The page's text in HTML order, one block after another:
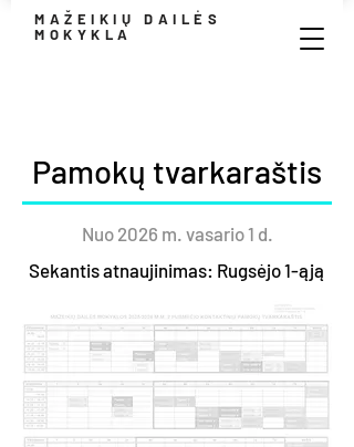
MAŽEIKIŲ DAILĖS
MOKYKLA
Pamokų tvarkaraštis
Nuo 2026 m. vasario 1 d.
Sekantis atnaujinimas: Rugsėjo 1-ąją